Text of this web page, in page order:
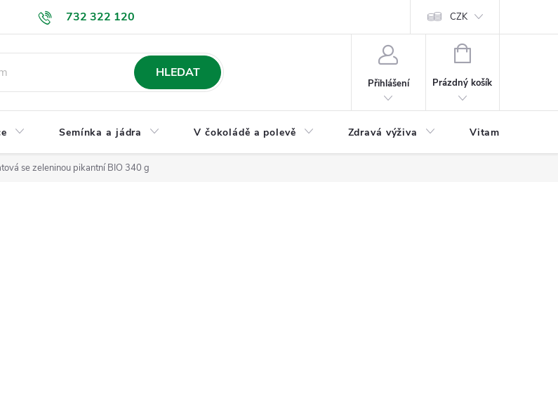
732 322 120
a ochrana osobních údajů Jak nakupovat Formulář pro odstoupení od
CZK
HLEDAT
Přihlášení
NÁKUPNÍ
Prázdný košík
Semínka a jádra V čokoládě a polevě Zdravá výživa Vitamíny a
se zeleninou pikantní BIO 340 g